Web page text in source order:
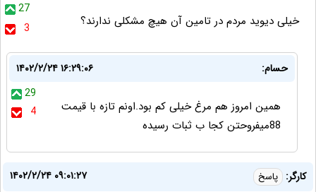
27
3
خیلی دیوید مردم در تامین آن هیچ مشکلی ندارند؟
حسام:
۱۴۰۲/۲/۲۴ ۱۶:۲۹:۰۶
29
4
همین امروز هم مرغ خیلی کم بود.اونم تازه با قیمت
88میفروحتن کجا ب ثبات رسیده
کارگر: پاسخ
۱۴۰۲/۲/۲۴ ۰۹:۰۱:۲۷